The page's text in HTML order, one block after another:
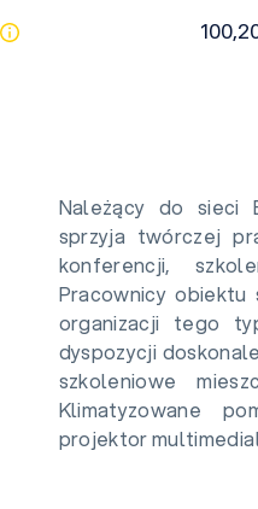
Należący do sieci
sprzyja twórczej
konferencji,
Pracownicy obiektu
organizacji tego
dyspozycji
szkoleniowe
Klimatyzowane
projektor